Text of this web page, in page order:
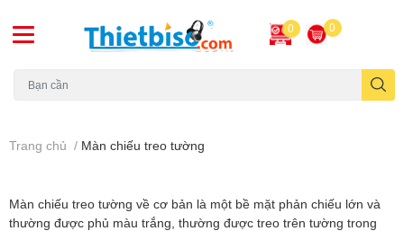
0 0
Trang chủ / Màn chiếu treo tường
Màn chiếu treo tường về cơ bản là một bề mặt phản chiếu lớn và
thường được phủ màu trắng, thường được treo trên tường trong